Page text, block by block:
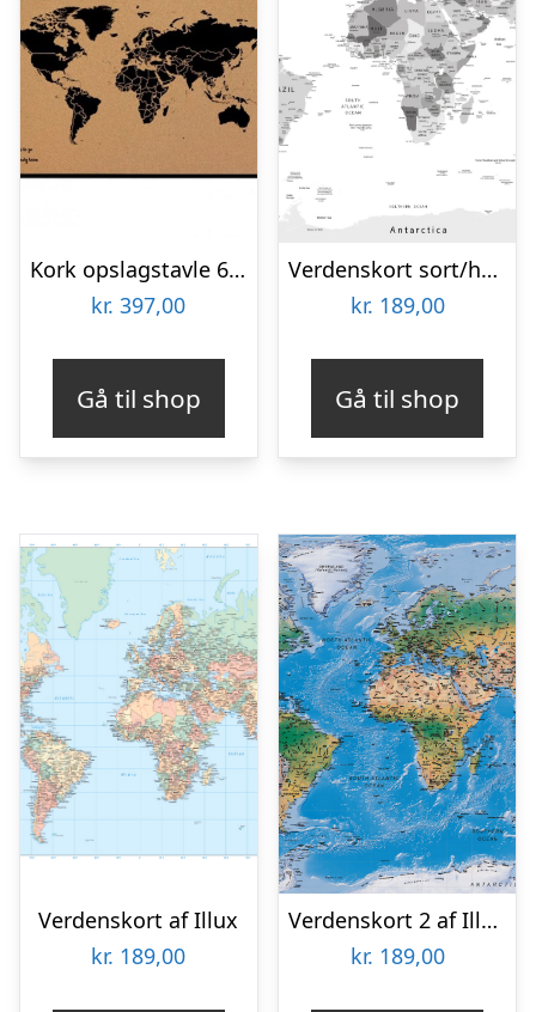
Kork opslagstavle 60×90 cm. med sort verdenskort i en sort ramme
kr. 397,00
Gå til shop
Verdenskort sort/hvid af Illux
kr. 189,00
Gå til shop
Verdenskort af Illux
kr. 189,00
Verdenskort 2 af Illux
kr. 189,00